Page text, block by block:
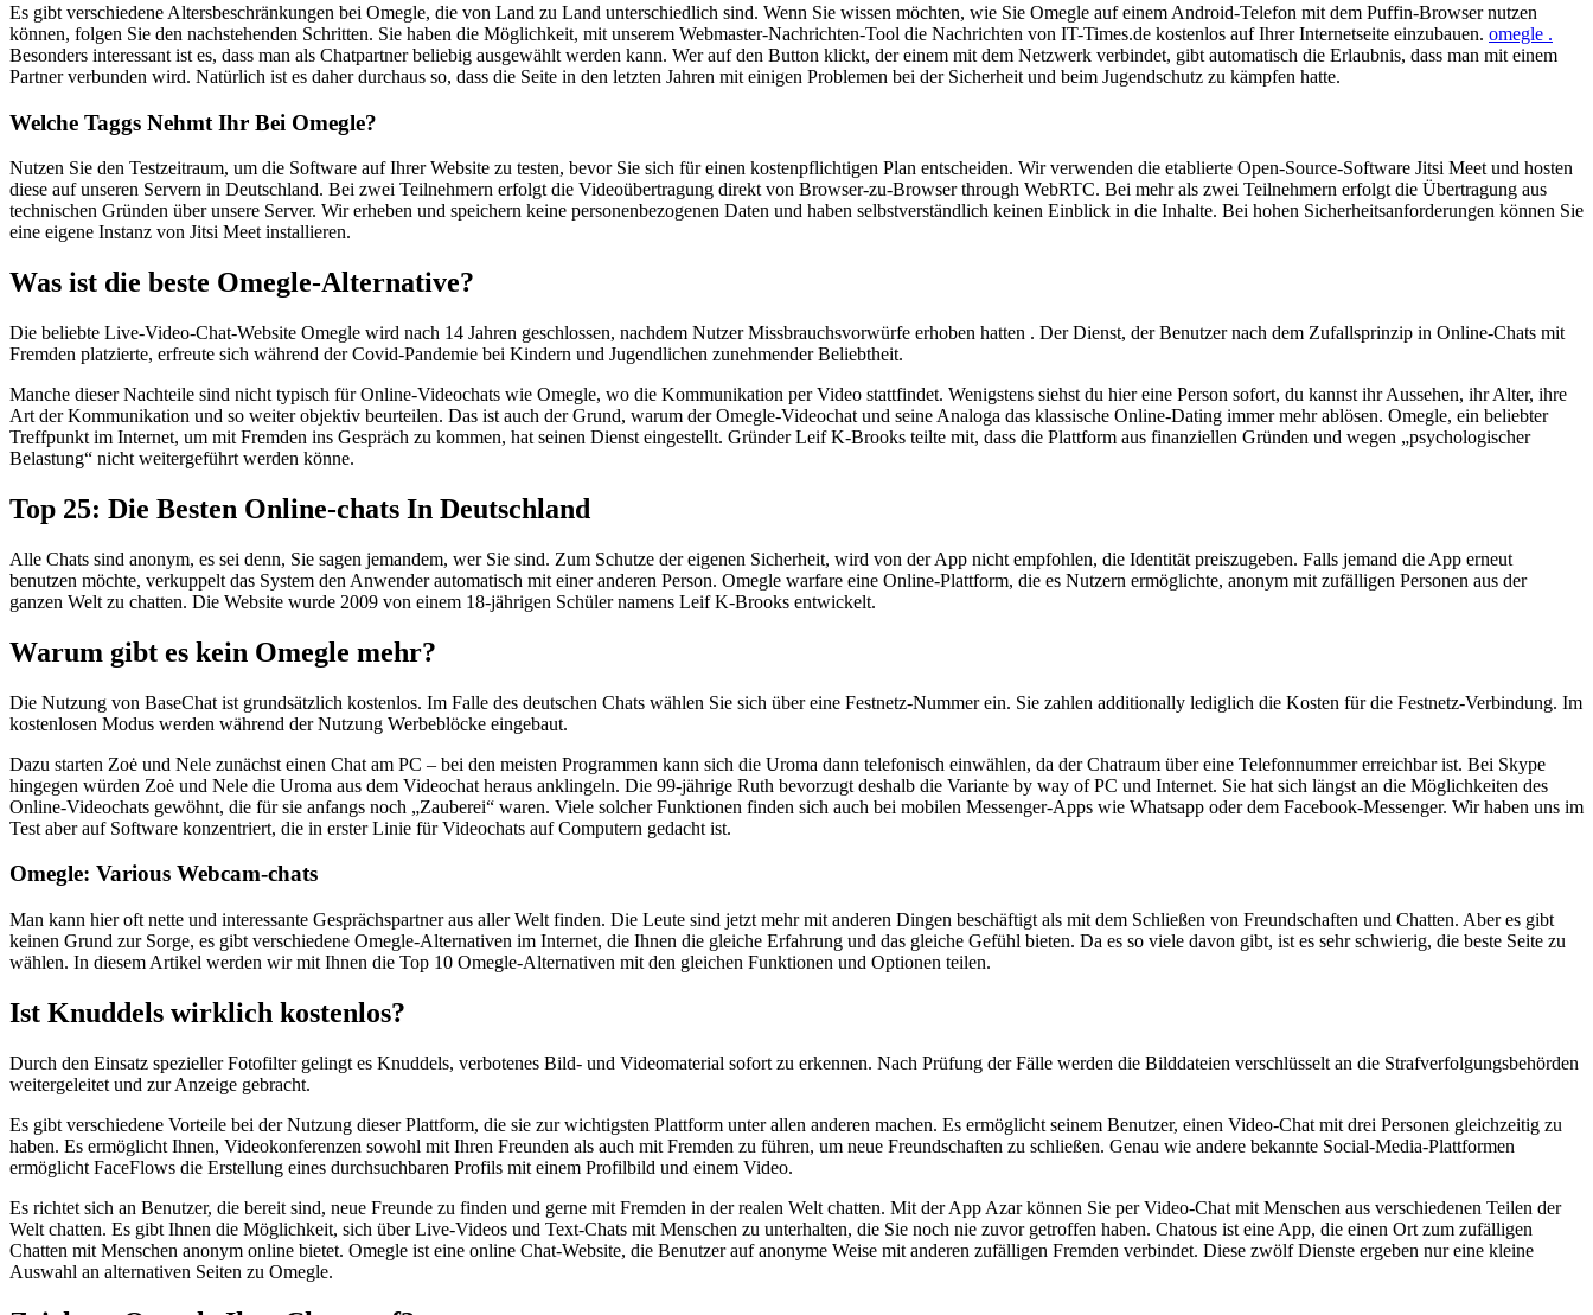
Es gibt verschiedene Altersbeschränkungen bei Omegle, die von Land zu Land unterschiedlich sind. Wenn Sie wissen möchten, wie Sie Omegle auf einem Android-Telefon mit dem Puffin-Browser nutzen
können, folgen Sie den nachstehenden Schritten. Sie haben die Möglichkeit, mit unserem Webmaster-Nachrichten-Tool die Nachrichten von IT-Times.de kostenlos auf Ihrer Internetseite einzubauen. omegle .
Besonders interessant ist es, dass man als Chatpartner beliebig ausgewählt werden kann. Wer auf den Button klickt, der einem mit dem Netzwerk verbindet, gibt automatisch die Erlaubnis, dass man mit einem
Partner verbunden wird. Natürlich ist es daher durchaus so, dass die Seite in den letzten Jahren mit einigen Problemen bei der Sicherheit und beim Jugendschutz zu kämpfen hatte.
Welche Taggs Nehmt Ihr Bei Omegle?
Nutzen Sie den Testzeitraum, um die Software auf Ihrer Website zu testen, bevor Sie sich für einen kostenpflichtigen Plan entscheiden. Wir verwenden die etablierte Open-Source-Software Jitsi Meet und hosten
diese auf unseren Servern in Deutschland. Bei zwei Teilnehmern erfolgt die Videoübertragung direkt von Browser-zu-Browser through WebRTC. Bei mehr als zwei Teilnehmern erfolgt die Übertragung aus
technischen Gründen über unsere Server. Wir erheben und speichern keine personenbezogenen Daten und haben selbstverständlich keinen Einblick in die Inhalte. Bei hohen Sicherheitsanforderungen können Sie
eine eigene Instanz von Jitsi Meet installieren.
Was ist die beste Omegle-Alternative?
Die beliebte Live-Video-Chat-Website Omegle wird nach 14 Jahren geschlossen, nachdem Nutzer Missbrauchsvorwürfe erhoben hatten . Der Dienst, der Benutzer nach dem Zufallsprinzip in Online-Chats mit
Fremden platzierte, erfreute sich während der Covid-Pandemie bei Kindern und Jugendlichen zunehmender Beliebtheit.
Manche dieser Nachteile sind nicht typisch für Online-Videochats wie Omegle, wo die Kommunikation per Video stattfindet. Wenigstens siehst du hier eine Person sofort, du kannst ihr Aussehen, ihr Alter, ihre
Art der Kommunikation und so weiter objektiv beurteilen. Das ist auch der Grund, warum der Omegle-Videochat und seine Analoga das klassische Online-Dating immer mehr ablösen. Omegle, ein beliebter
Treffpunkt im Internet, um mit Fremden ins Gespräch zu kommen, hat seinen Dienst eingestellt. Gründer Leif K-Brooks teilte mit, dass die Plattform aus finanziellen Gründen und wegen „psychologischer
Belastung“ nicht weitergeführt werden könne.
Top 25: Die Besten Online-chats In Deutschland
Alle Chats sind anonym, es sei denn, Sie sagen jemandem, wer Sie sind. Zum Schutze der eigenen Sicherheit, wird von der App nicht empfohlen, die Identität preiszugeben. Falls jemand die App erneut
benutzen möchte, verkuppelt das System den Anwender automatisch mit einer anderen Person. Omegle warfare eine Online-Plattform, die es Nutzern ermöglichte, anonym mit zufälligen Personen aus der
ganzen Welt zu chatten. Die Website wurde 2009 von einem 18-jährigen Schüler namens Leif K-Brooks entwickelt.
Warum gibt es kein Omegle mehr?
Die Nutzung von BaseChat ist grundsätzlich kostenlos. Im Falle des deutschen Chats wählen Sie sich über eine Festnetz-Nummer ein. Sie zahlen additionally lediglich die Kosten für die Festnetz-Verbindung. Im
kostenlosen Modus werden während der Nutzung Werbeblöcke eingebaut.
Dazu starten Zoė und Nele zunächst einen Chat am PC – bei den meisten Programmen kann sich die Uroma dann telefo­nisch einwählen, da der Chatraum über eine Telefon­nummer erreich­bar ist. Bei Skype
hingegen würden Zoė und Nele die Uroma aus dem Video­chat heraus anklingeln. Die 99-jährige Ruth bevor­zugt deshalb die Variante by way of PC und Internet. Sie hat sich längst an die Möglich­keiten des
Online-Video­chats gewöhnt, die für sie anfangs noch „Zauberei“ waren. Viele solcher Funk­tionen finden sich auch bei mobilen Messenger-Apps wie Whats­app oder dem Facebook-Messenger. Wir haben uns im
Test aber auf Software konzentriert, die in erster Linie für Video­chats auf Computern gedacht ist.
Omegle: Various Webcam-chats
Man kann hier oft nette und interessante Gesprächspartner aus aller Welt finden. Die Leute sind jetzt mehr mit anderen Dingen beschäftigt als mit dem Schließen von Freundschaften und Chatten. Aber es gibt
keinen Grund zur Sorge, es gibt verschiedene Omegle-Alternativen im Internet, die Ihnen die gleiche Erfahrung und das gleiche Gefühl bieten. Da es so viele davon gibt, ist es sehr schwierig, die beste Seite zu
wählen. In diesem Artikel werden wir mit Ihnen die Top 10 Omegle-Alternativen mit den gleichen Funktionen und Optionen teilen.
Ist Knuddels wirklich kostenlos?
Durch den Einsatz spezieller Fotofilter gelingt es Knuddels, verbotenes Bild- und Videomaterial sofort zu erkennen. Nach Prüfung der Fälle werden die Bilddateien verschlüsselt an die Strafverfolgungsbehörden
weitergeleitet und zur Anzeige gebracht.
Es gibt verschiedene Vorteile bei der Nutzung dieser Plattform, die sie zur wichtigsten Plattform unter allen anderen machen. Es ermöglicht seinem Benutzer, einen Video-Chat mit drei Personen gleichzeitig zu
haben. Es ermöglicht Ihnen, Videokonferenzen sowohl mit Ihren Freunden als auch mit Fremden zu führen, um neue Freundschaften zu schließen. Genau wie andere bekannte Social-Media-Plattformen
ermöglicht FaceFlows die Erstellung eines durchsuchbaren Profils mit einem Profilbild und einem Video.
Es richtet sich an Benutzer, die bereit sind, neue Freunde zu finden und gerne mit Fremden in der realen Welt chatten. Mit der App Azar können Sie per Video-Chat mit Menschen aus verschiedenen Teilen der
Welt chatten. Es gibt Ihnen die Möglichkeit, sich über Live-Videos und Text-Chats mit Menschen zu unterhalten, die Sie noch nie zuvor getroffen haben. Chatous ist eine App, die einen Ort zum zufälligen
Chatten mit Menschen anonym online bietet. Omegle ist eine online Chat-Website, die Benutzer auf anonyme Weise mit anderen zufälligen Fremden verbindet. Diese zwölf Dienste ergeben nur eine kleine
Auswahl an alternativen Seiten zu Omegle.